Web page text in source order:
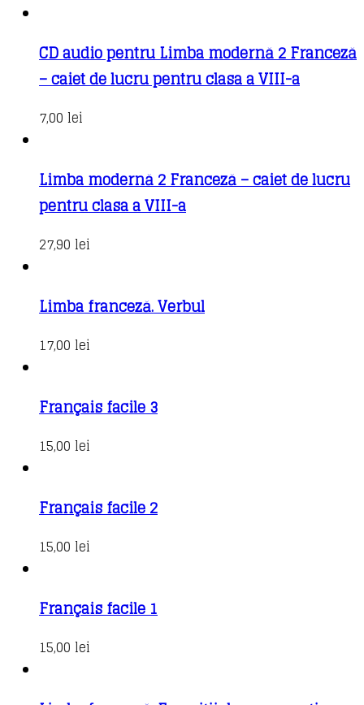
CD audio pentru Limba modernă 2 Franceză
– caiet de lucru pentru clasa a VIII-a
7,00 lei
Limba modernă 2 Franceză – caiet de lucru
pentru clasa a VIII-a
27,90 lei
Limba franceză. Verbul
17,00 lei
Français facile 3
15,00 lei
Français facile 2
15,00 lei
Français facile 1
15,00 lei